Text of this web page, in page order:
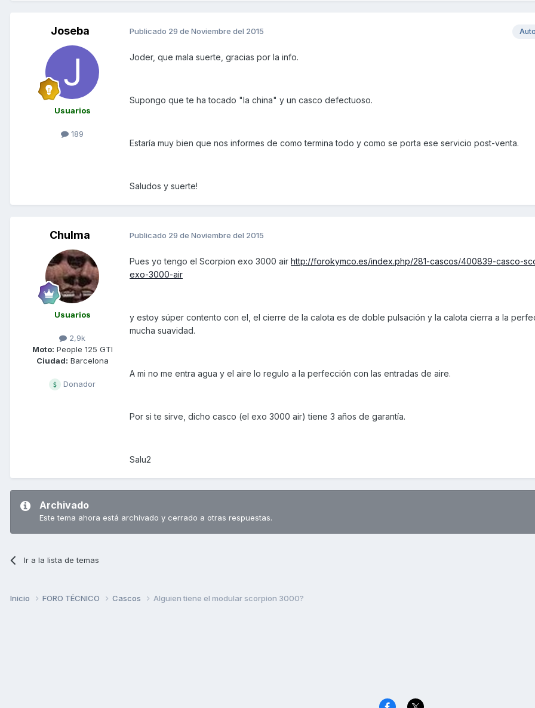
Joseba
Usuarios
189
Publicado 29 de Noviembre del 2015
Joder, que mala suerte, gracias por la info.
Supongo que te ha tocado "la china" y un casco defectuoso.
Estaría muy bien que nos informes de como termina todo y como se porta ese servicio post-venta.
Saludos y suerte!
Chulma
Usuarios
2,9k
Moto: People 125 GTI
Ciudad: Barcelona
Donador
Publicado 29 de Noviembre del 2015
Pues yo tengo el Scorpion exo 3000 air http://forokymco.es/index.php/281-cascos/400839-casco-
exo-3000-air
y estoy súper contento con el, el cierre de la calota es de doble pulsación y la calota cierra a la
mucha suavidad.
A mi no me entra agua y el aire lo regulo a la perfección con las entradas de aire.
Por si te sirve, dicho casco (el exo 3000 air) tiene 3 años de garantía.
Salu2
Archivado
Este tema ahora está archivado y cerrado a otras respuestas.
Ir a la lista de temas
Inicio FORO TÉCNICO Cascos Alguien tiene el modular scorpion 3000?